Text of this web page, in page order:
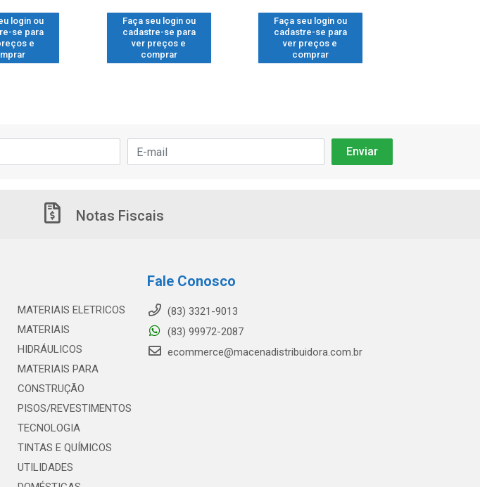
login ou
se para
e
Faça seu login ou
cadastre-se para
ver preços e
comprar
Faça seu login ou
cadastre-se para
ver preços e
comprar
Notas Fiscais
MATERIAIS ELETRICOS
MATERIAIS
HIDRÁULICOS
MATERIAIS PARA
CONSTRUÇÃO
PISOS/REVESTIMENTOS
TECNOLOGIA
TINTAS E QUÍMICOS
UTILIDADES
Fale Conosco
(83) 3321-9013
(83) 99972-2087
ecommerce@macenadistribuidora.com.br